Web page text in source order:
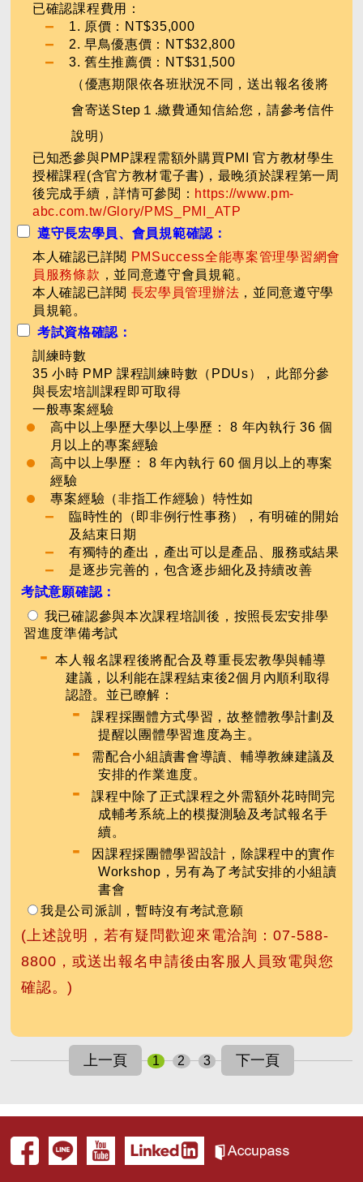
已確認課程費用：
1. 原價：NT$35,000
2. 早鳥優惠價：NT$32,800
3. 舊生推薦價：NT$31,500
（優惠期限依各班狀況不同，送出報名後將
會寄送Step１.繳費通知信給您，請參考信件
說明）
已知悉參與PMP課程需額外購買PMI 官方教材學生
授權課程(含官方教材電子書)，最晚須於課程第一周
後完成手續，詳情可參閱： https://www.pm-
abc.com.tw/Glory/PMS_PMI_ATP
遵守長宏學員、會員規範確認：
本人確認已詳閱 PMSuccess全能專案管理學習網會
員服務條款 ，並同意遵守會員規範。
本人確認已詳閱 長宏學員管理辦法 ，並同意遵守學
員規範。
考試資格確認：
訓練時數
35 小時 PMP 課程訓練時數（PDUs），此部分參
與長宏培訓課程即可取得
一般專案經驗
高中以上學歷大學以上學歷： 8 年內執行 36 個
月以上的專案經驗
高中以上學歷： 8 年內執行 60 個月以上的專案
經驗
專案經驗（非指工作經驗）特性如
臨時性的（即非例行性事務），有明確的開始
及結束日期
有獨特的產出，產出可以是產品、服務或結果
是逐步完善的，包含逐步細化及持續改善
考試意願確認：
我已確認參與本次課程培訓後，按照長宏安排學
習進度準備考試
-本人報名課程後將配合及尊重長宏教學與輔導
建議，以利能在課程結束後2個月內順利取得
認證。並已瞭解：
-
課程採團體方式學習，故整體教學計劃及
提醒以團體學習進度為主。
-
需配合小組讀書會導讀、輔導教練建議及
安排的作業進度。
-
課程中除了正式課程之外需額外花時間完
成輔考系統上的模擬測驗及考試報名手
續。
-
因課程採團體學習設計，除課程中的實作
Workshop，另有為了考試安排的小組讀
書會
我是公司派訓，暫時沒有考試意願
(上述說明，若有疑問歡迎來電洽詢：07-588-
8800，或送出報名申請後由客服人員致電與您
確認。)
1 2 3